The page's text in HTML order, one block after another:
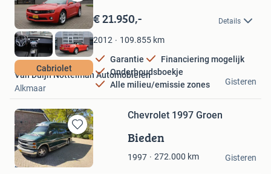
Bewaren
in
Mijn
Favorieten
Cabriolet
€ 21.950,- Details
2012 109.855 km
Garantie
Financiering mogelijk
Onderhoudsboekje
Alle milieu/emissie zones
Van Duijn Nottelman Automobielen
Alkmaar
Gisteren
Bewaren
in
Mijn
Favorieten
Chevrolet 1997 Groen
Bieden
1997 272.000 km
Chris Klein
Zuidwolde
Gisteren